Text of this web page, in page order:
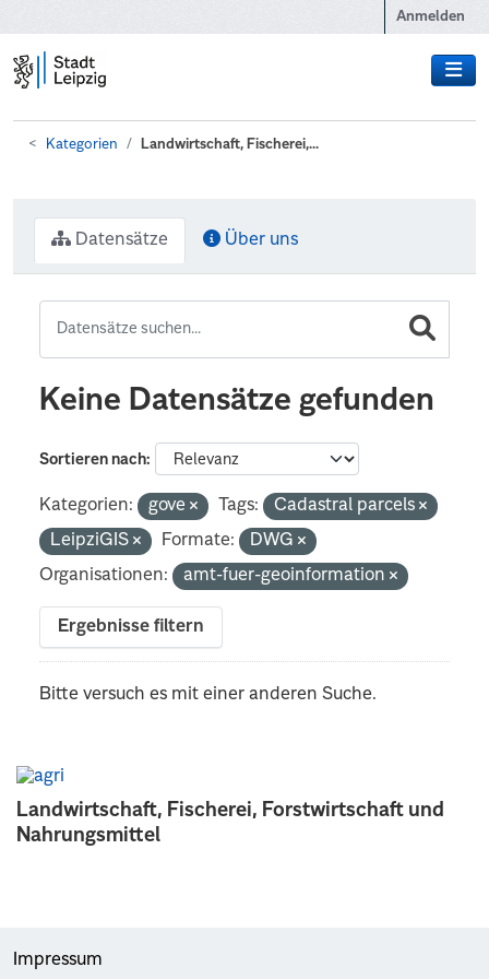
Anmelden
Kategorien Landwirtschaft, Fischerei,...
Landwirtschaft, Fischerei, Forstwirtschaft und
Nahrungsmittel
Datensätze Über uns
Keine Datensätze gefunden
Sortieren nach
Kategorien: gove Tags:
Cadastral parcels
LeipziGIS
Formate:
DWG
Organisationen:
amt-fuer-geoinformation
Ergebnisse filtern
Bitte versuch es mit einer anderen Suche.
Impressum